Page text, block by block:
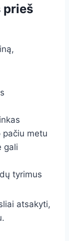
prieš
metu
gali
tyrimus
atsakyti,